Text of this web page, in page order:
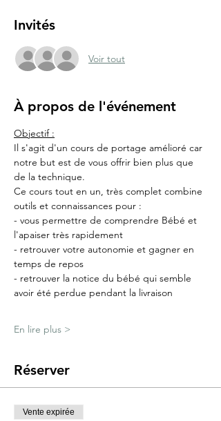
Invités
Voir tout
À propos de l'événement
Objectif :
Il s'agit d'un cours de portage amélioré car
notre but est de vous offrir bien plus que
de la technique.
Ce cours tout en un, très complet combine
outils et connaissances pour :
- vous permettre de comprendre Bébé et
l'apaiser très rapidement
- retrouver votre autonomie et gagner en
temps de repos
- retrouver la notice du bébé qui semble
avoir été perdue pendant la livraison
En lire plus >
Réserver
Vente expirée